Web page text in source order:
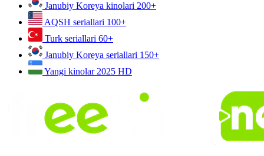
Janubiy Koreya kinolari 200+
AQSH seriallari 100+
Turk seriallari 60+
Janubiy Koreya seriallari 150+
Yangi kinolar 2025 HD